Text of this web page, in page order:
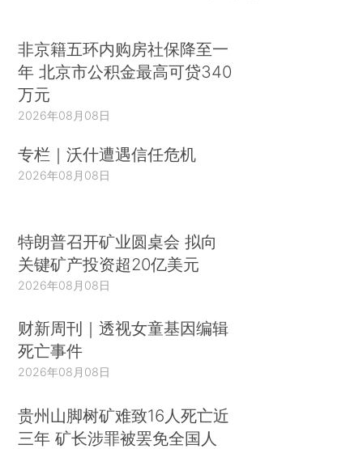
非京籍五环内购房社保降至一
年 北京市公积金最高可贷340
万元
2026年08月08日
专栏｜沃什遭遇信任危机
2026年08月08日
特朗普召开矿业圆桌会 拟向
关键矿产投资超20亿美元
2026年08月08日
财新周刊｜透视女童基因编辑
死亡事件
2026年08月08日
贵州山脚树矿难致16人死亡近
三年 矿长涉罪被罢免全国人